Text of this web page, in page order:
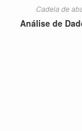
Cadeia de
Análise de